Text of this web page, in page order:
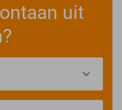
uit